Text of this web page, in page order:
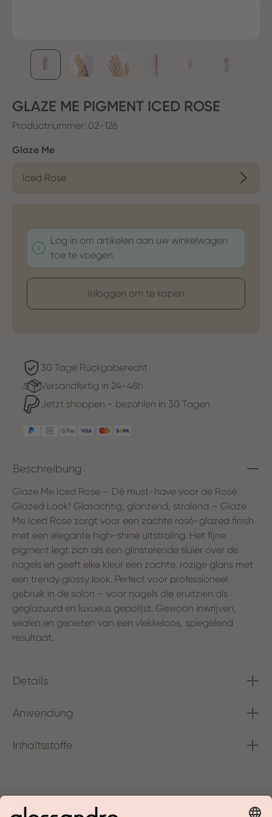
GLAZE ME PIGMENT ICED ROSE
Productnummer: 02-126
Selecteer
Glaze Me
Iced Rose
Log in om artikelen aan uw winkelwagen
toe te voegen.
Inloggen om te kopen
30 Tage Rückgaberecht
Versandfertig in 24-48h
Jetzt shoppen - bezahlen in 30 Tagen
Beschreibung
Glaze Me Iced Rose – Dé must-have voor de Rosé
Glazed Look! Glasachtig, glanzend, stralend – Glaze
Me Iced Rose zorgt voor een zachte rosé-glazed finish
met een elegante high-shine uitstraling. Het fijne
pigment legt zich als een glinsterende sluier over de
nagels en geeft elke kleur een zachte, rozige glans met
een trendy glossy look. Perfect voor professioneel
gebruik in de salon – voor nagels die eruitzien als
geglazuurd en luxueus gepolijst. Gewoon inwrijven,
sealen en genieten van een vlekkeloos, spiegelend
resultaat.
Details
Anwendung
Inhaltsstoffe